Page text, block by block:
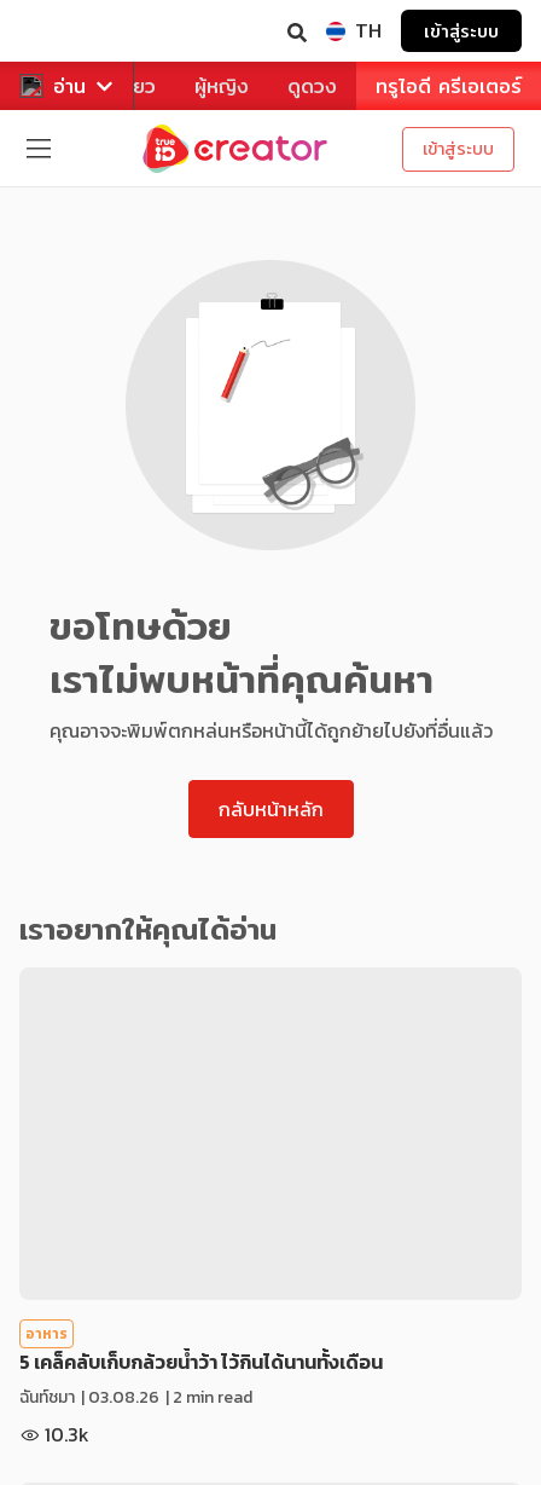
TH เข้าสู่ระบบ
อ่าน
หาร ท่องเที่ยว ผู้หญิง ดูดวง ทรูไอดี ครีเอเตอร์
เข้าสู่ระบบ
ขอโทษด้วย
เราไม่พบหน้าที่คุณค้นหา
คุณอาจจะพิมพ์ตกหล่นหรือหน้านี้ได้ถูกย้ายไปยังที่อื่นแล้ว
กลับหน้าหลัก
เราอยากให้คุณได้อ่าน
อาหาร
5 เคล็คลับเก็บกล้วยน้ำว้า ไว้กินได้นานทั้งเดือน
ฉันท์ชมา |03.08.26 | 2 min read
10.3k